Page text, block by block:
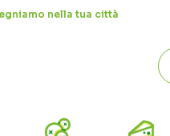
nella tua città